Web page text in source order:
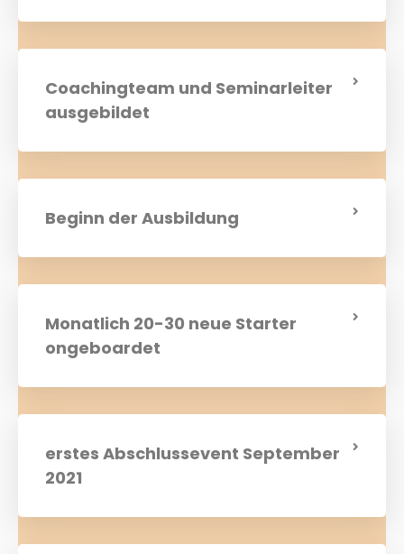
Coachingteam und Seminarleiter
ausgebildet
Beginn der Ausbildung
Monatlich 20-30 neue Starter
ongeboardet
erstes Abschlussevent September
2021